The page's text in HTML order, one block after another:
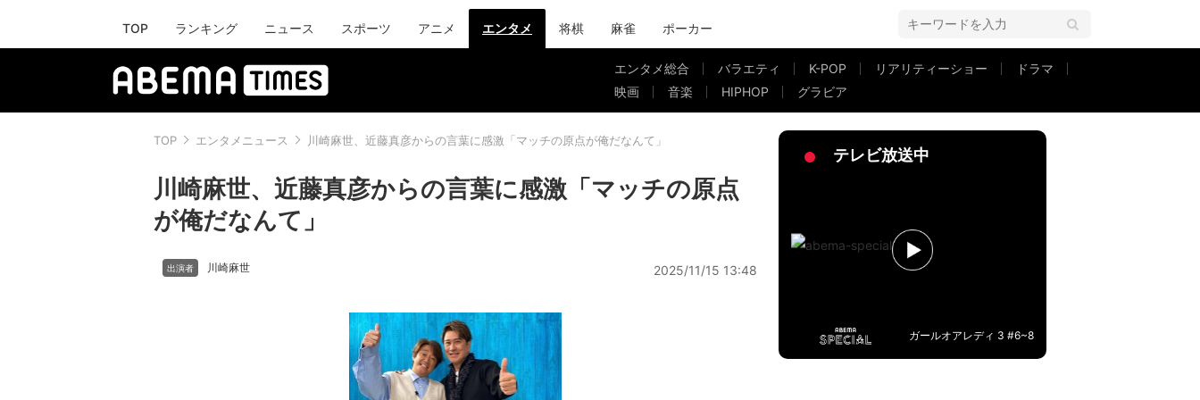
TOP ランキング ニュース スポーツ アニメ エンタメ 将棋 麻雀 ポーカー
エンタメ総合 バラエティ K-POP リアリティーショー
ドラマ
映画
音楽 HIPHOP グラビア
TOP エンタメニュース 川崎麻世、近藤真彦からの言葉に感激「マッチの原点が俺だなんて」
川崎麻世、近藤真彦からの言葉に感激「マッチの原点
が俺だなんて」
川崎麻世 2025/11/15 13:48
テレビ放送中
ガールオアレディ 3 #6~8